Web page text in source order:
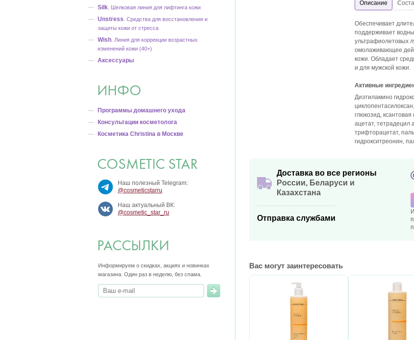
Обеспечивает
поддерживает
ультрафиолетовых
омолаживающее
кожи. Обладает
и для мужской кожи.
Активные
Диэтиламино
глюкозид,
ацетат, тетрадецил
трифторацетат,
гидрокситреонин,
Доставка во все регионы
России, Беларуси и
Казахстана
Отправка службами
Вас могут заинтересовать
Silk. Шелковая линия для лифтинга кожи
Unstress. Средства для восстановления и
защиты кожи от стресса
Wish. Линия для коррекции возрастных
изменений кожи (40+)
Аксессуары
ИНФО
Программы домашнего ухода
Консультации косметолога
Косметика Christina в Москве
COSMETIC STAR
Наш полезный Telegram:
@cosmeticstarru
Наш актуальный ВК:
@cosmetic_star_ru
РАССЫЛКИ
Информируем о скидках, акциях и новинках
магазина. Один раз в неделю, без спама.